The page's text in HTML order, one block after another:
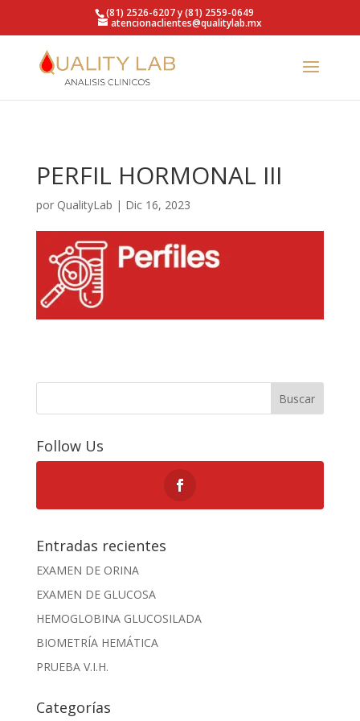
https://qualitylab.mx/(81) 2526-6207 y (81) 2559-0649
atencionaclientes@qualitylab.mx
PERFIL HORMONAL III
por QualityLab | Dic 16, 2023
Buscar
Follow Us
Entradas recientes
EXAMEN DE ORINA
EXAMEN DE GLUCOSA
HEMOGLOBINA GLUCOSILADA
BIOMETRÍA HEMÁTICA
PRUEBA V.I.H.
Categorías